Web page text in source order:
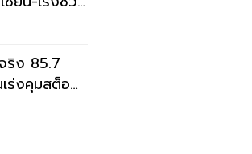
ริง 85.7
งคุมสต็อก-